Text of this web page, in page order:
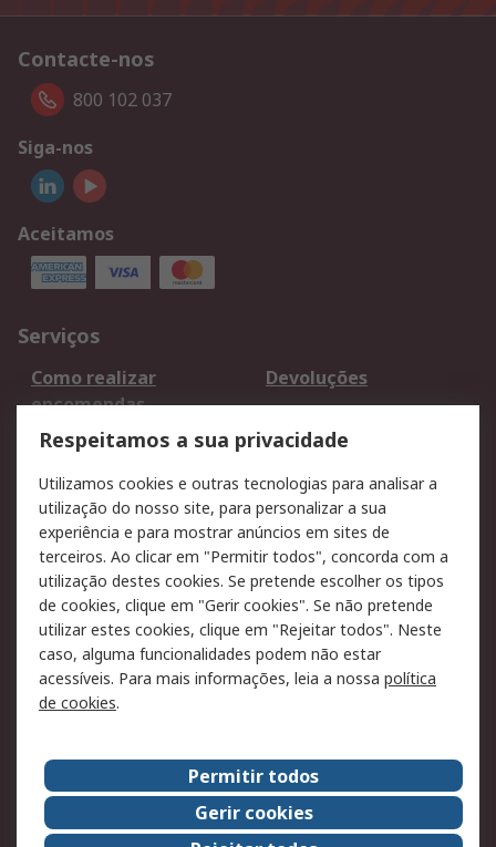
Contacte-nos
800 102 037
Siga-nos
Aceitamos
Serviços
Como realizar
encomendas
Devoluções
Formas de entrega
Qualidade e ambiente
Pagamento e
faturação
Legal
Aviso legal
Política de cookies
Política de privacidade
- Atualizada
Segurança de emails
Condições de venda
Sobre a RS
A RS no mundo
RS Group
Sobre a RS
Trabalhar na RS
Respeitamos a sua privacidade
Utilizamos cookies e outras tecnologias para analisar a
utilização do nosso site, para personalizar a sua
experiência e para mostrar anúncios em sites de
terceiros. Ao clicar em "Permitir todos", concorda com a
utilização destes cookies. Se pretende escolher os tipos
de cookies, clique em "Gerir cookies". Se não pretende
utilizar estes cookies, clique em "Rejeitar todos". Neste
caso, alguma funcionalidades podem não estar
acessíveis. Para mais informações, leia a nossa política
de cookies.
Permitir todos
Gerir cookies